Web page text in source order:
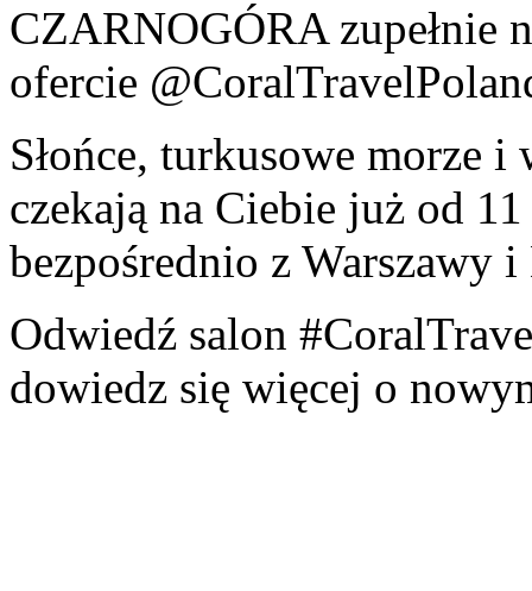
CZARNOGÓRA zupełnie
ofercie
Słońce, turkusowe morze
czekają na Ciebie już od
bezpośrednio z Warszawy
Odwiedź salon
dowiedz się więcej o